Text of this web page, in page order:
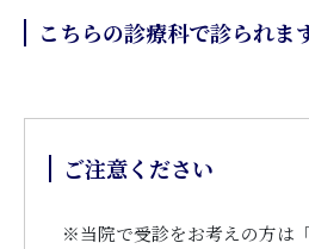
こちらの診療科で診られま
ご注意ください
※当院で受診をお考えの方は